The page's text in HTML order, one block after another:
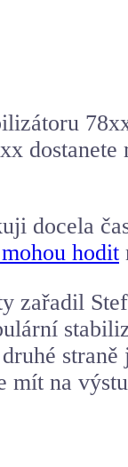
docela
hodit
zařadil
mít na